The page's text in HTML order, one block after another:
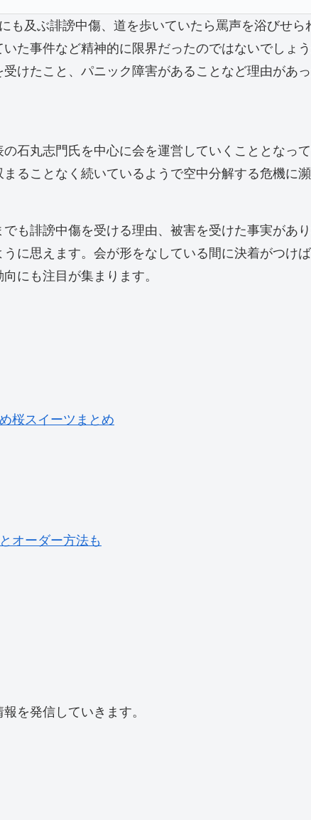
及ぶ誹謗中傷、道を歩いていたら罵声を浴びせら
た事件など精神的に限界だったのではないでしょ
けたこと、パニック障害があることなど理由があ
石丸志門氏を中心に会を運営していくこととなっ
ることなく続いているようで空中分解する危機に
も誹謗中傷を受ける理由、被害を受けた事実があ
に思えます。会が形をなしている間に決着がつけ
にも注目が集まります。
桜スイーツまとめ
オーダー方法も
を発信していきます。